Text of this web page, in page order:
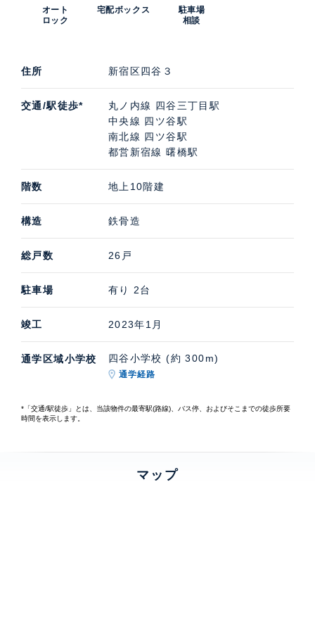
オート
ロック
宅配ボックス
駐車場
相談
住所 新宿区四谷３
交通/駅徒歩*
丸ノ内線 四谷三丁目駅
中央線 四ツ谷駅
南北線 四ツ谷駅
都営新宿線 曙橋駅
階数 地上10階建
構造 鉄骨造
総戸数 26戸
駐車場 有り 2台
竣工 2023年1月
通学区域小学校 四谷小学校 (約 300m)
通学経路
*「交通/駅徒歩」とは、当該物件の最寄駅(路線)、バス停、およびそこまでの徒歩所要
時間を表示します。
マップ